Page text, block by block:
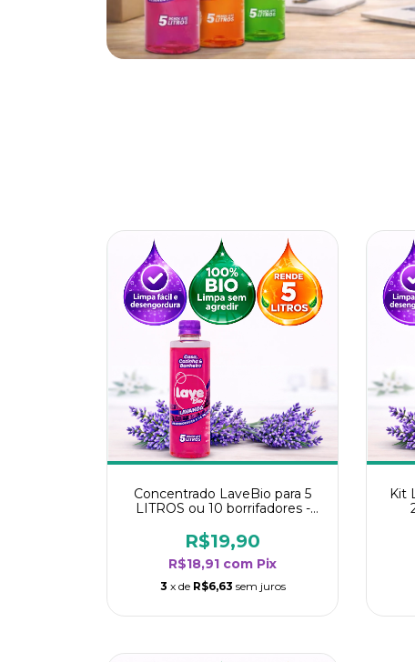
Concentrado LaveBio para 5
LITROS ou 10 borrifadores -
- Lavanda
R$19,90
R$18,91 com Pix
3 x de R$6,63 sem juros
Kit